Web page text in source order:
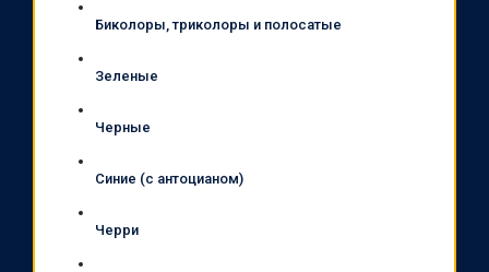
Биколоры, триколоры и полосатые
Зеленые
Черные
Синие (с антоцианом)
Черри